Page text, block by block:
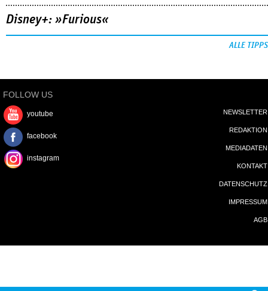
Disney+: »Furious«
ALLE TIPPS
FOLLOW US
youtube
facebook
instagram
NEWSLETTER
REDAKTION
MEDIADATEN
KONTAKT
DATENSCHUTZ
IMPRESSUM
AGB